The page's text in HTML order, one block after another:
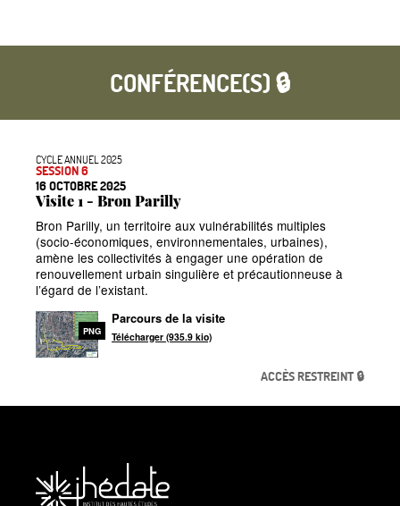
CONFÉRENCE(S) 🔒
CYCLE ANNUEL 2025
SESSION 6
16 OCTOBRE 2025
Visite 1 - Bron Parilly
Bron Parilly, un territoire aux vulnérabilités multiples
(socio-économiques, environnementales, urbaines),
amène les collectivités à engager une opération de
renouvellement urbain singulière et précautionneuse à
l’égard de l’existant.
PNG
Parcours de la visite
Télécharger (935.9 kio)
ACCÈS RESTREINT 🔒